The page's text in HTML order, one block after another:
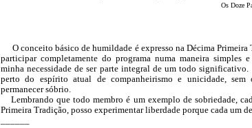
Os Doze
O conceito básico de humildade é expresso na Décima
participar completamente do programa numa maneira simples
minha necessidade de ser parte integral de um todo
perto do espírito atual de companheirismo e unicidade,
permanecer sóbrio.
Lembrando que todo membro é um exemplo de sobriedade,
Primeira Tradição, posso experimentar liberdade porque cada um